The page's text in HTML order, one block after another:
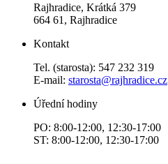
Rajhradice, Krátká 379
664 61, Rajhradice
Kontakt
Tel. (starosta): 547 232 319
E-mail: starosta@rajhradice.cz
Úřední hodiny
PO: 8:00-12:00, 12:30-17:00
ST: 8:00-12:00, 12:30-17:00